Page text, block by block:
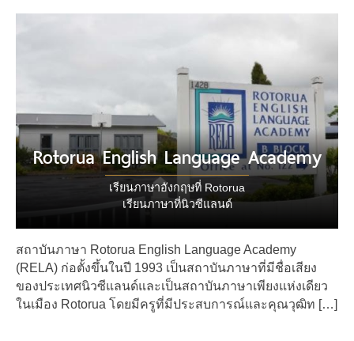
Rotorua English Language Academy
เรียนภาษาอังกฤษที่ Rotorua
เรียนภาษาที่นิวซีแลนด์
สถาบันภาษา Rotorua English Language Academy
(RELA) ก่อตั้งขึ้นในปี 1993 เป็นสถาบันภาษาที่มีชื่อเสียง
ของประเทศนิวซีแลนด์และเป็นสถาบันภาษาเพียงแห่งเดียว
ในเมือง Rotorua โดยมีครูที่มีประสบการณ์และคุณวุฒิท […]